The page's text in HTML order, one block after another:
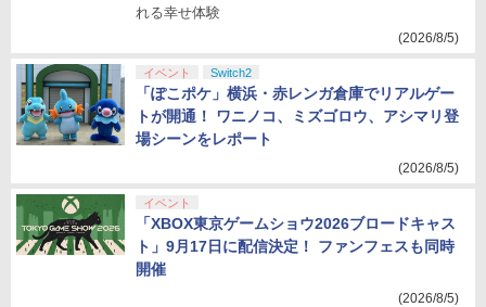
れる幸せ体験
(2026/8/5)
イベント Switch2
「ぽこポケ」横浜・赤レンガ倉庫でリアルゲー
トが開通！ ワニノコ、ミズゴロウ、アシマリ登
場シーンをレポート
(2026/8/5)
イベント
「XBOX東京ゲームショウ2026ブロードキャス
ト」9月17日に配信決定！ ファンフェスも同時
開催
(2026/8/5)